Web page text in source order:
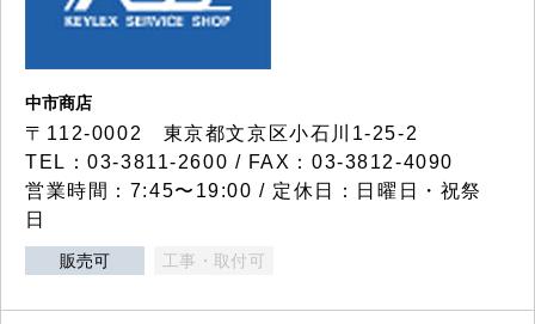
中市商店
〒112-0002 東京都文京区小石川1-25-2
TEL：03-3811-2600 / FAX：03-3812-4090
営業時間：7:45〜19:00 / 定休日：日曜日・祝祭
日
販売可 工事・取付可